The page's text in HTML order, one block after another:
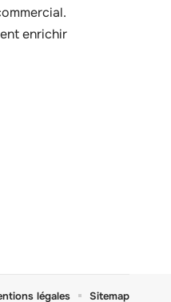
enrichir
légales Sitemap